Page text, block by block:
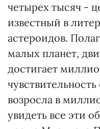
четырех тысяч -
известный в
астероидов.
малых планет,
достигает
возросла в
увидеть все эти